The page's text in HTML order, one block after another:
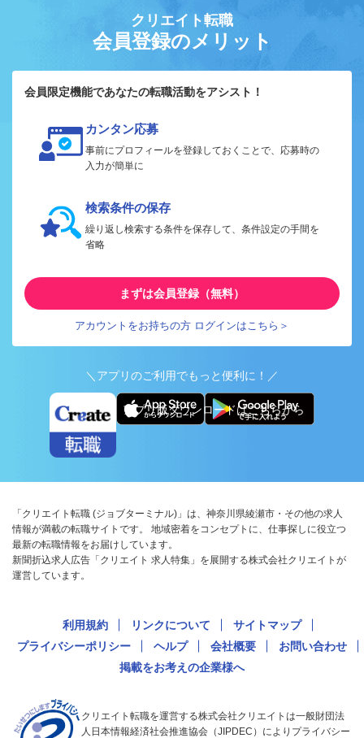
クリエイト転職
会員登録のメリット
会員限定機能であなたの転職活動をアシスト！
カンタン応募
事前にプロフィールを登録しておくことで、応募時の
入力が簡単に
検索条件の保存
繰り返し検索する条件を保存して、条件設定の手間を
省略
まずは会員登録（無料）
アカウントをお持ちの方 ログインはこちら＞
＼アプリのご利用でもっと便利に！／
アプリ版ダウンロードはこちらから
「クリエイト転職 (ジョブターミナル)」は、神奈川県綾瀬市・その他の求人
情報が満載の転職サイトです。 地域密着をコンセプトに、仕事探しに役立つ
最新の転職情報をお届けしています。
新聞折込求人広告「クリエイト 求人特集」を展開する株式会社クリエイトが
運営しています。
利用規約 リンクについて
サイトマップ
プライバシーポリシー
ヘルプ 会社概要
お問い合わせ
掲載をお考えの企業様へ
クリエイト転職を運営する株式会社クリエイトは一般財団法
人日本情報経済社会推進協会（JIPDEC）によりプライバシー